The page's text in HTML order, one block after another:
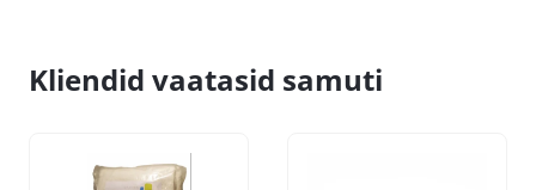
Kliendid vaatasid samuti